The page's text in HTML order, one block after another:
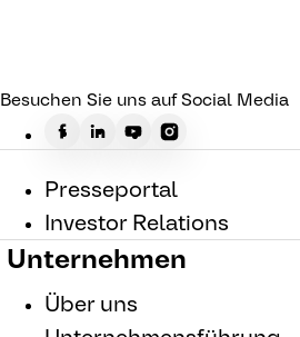
Besuchen Sie uns auf Social Media
Presseportal
Investor Relations
Unternehmen
Über uns